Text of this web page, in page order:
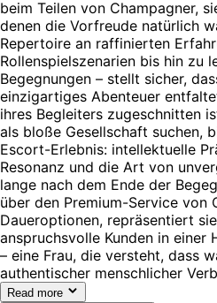
beim Teilen von Champagner,
denen die Vorfreude natürlich
Repertoire an raffinierten
Rollenspielszenarien bis hin zu
Begegnungen – stellt sicher,
einzigartiges Abenteuer
ihres Begleiters zugeschnitten
als bloße Gesellschaft suchen,
Escort-Erlebnis: intellektuelle
Resonanz und die Art von
lange nach dem Ende der
über den Premium-Service
Daueroptionen, repräsentiert
anspruchsvolle Kunden in einer
– eine Frau, die versteht, dass
authentischer menschlicher
Read more